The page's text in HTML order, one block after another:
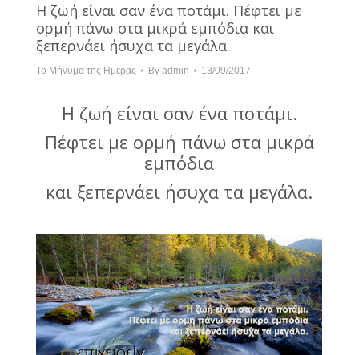
Η ζωή είναι σαν ένα ποτάμι. Πέφτει με
ορμή πάνω στα μικρά εμπόδια και
ξεπερνάει ήσυχα τα μεγάλα.
Το Μήνυμα της Ημέρας By admin 13/09/2017
Η ζωή είναι σαν ένα ποτάμι.
Πέφτει με ορμή πάνω στα μικρά
εμπόδια
και ξεπερνάει ήσυχα τα μεγάλα.